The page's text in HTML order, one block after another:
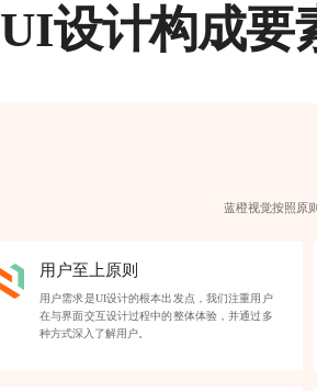
UI设计构成要
蓝橙视觉按照原
用户至上原则
用户需求是UI设计的根本出发点，我们注重用户
在与界面交互设计过程中的整体体验，并通过多
种方式深入了解用户。